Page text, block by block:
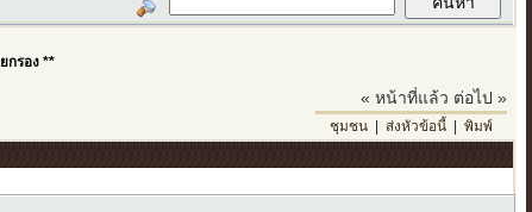
กรอง **
« หน้าที่แล้ว ต่อไป »
ชุมชน| ส่งหัวข้อนี้| พิมพ์